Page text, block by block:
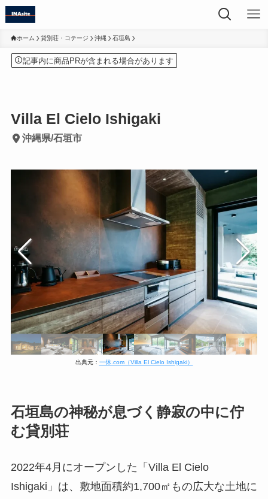
ホーム 貸別荘・コテージ 沖縄 石垣島
記事内に商品PRが含まれる場合があります
Villa El Cielo Ishigaki
沖縄県/石垣市
出典元： 一休.com（Villa El Cielo Ishigaki）
石垣島の神秘が息づく静寂の中に佇
む貸別荘
2022年4月にオープンした「Villa El Cielo
Ishigaki」は、敷地面積約1,700㎡もの広大な土地に